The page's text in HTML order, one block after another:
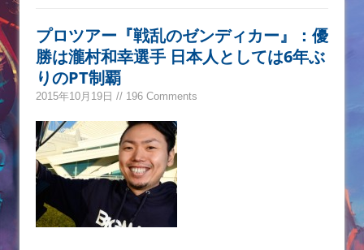
プロツアー『戦乱のゼンディカー』：優
勝は瀧村和幸選手 日本人としては6年ぶ
りのPT制覇
2015年10月19日 // 196 Comments